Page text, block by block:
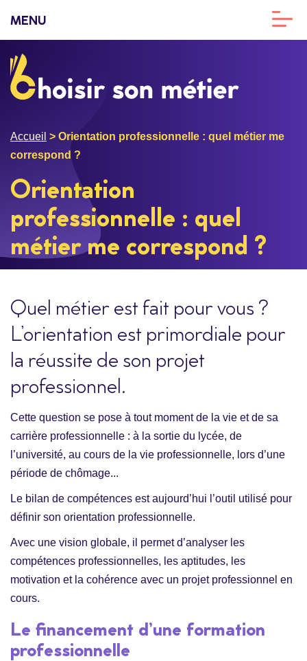
MENU
Accueil > Orientation professionnelle : quel métier me
correspond ?
Orientation
professionnelle : quel
métier me correspond ?
Quel métier est fait pour vous ?
L’orientation est primordiale pour
la réussite de son projet
professionnel.
Cette question se pose à tout moment de la vie et de sa
carrière professionnelle : à la sortie du lycée, de
l’université, au cours de la vie professionnelle, lors d’une
période de chômage...
Le bilan de compétences est aujourd’hui l’outil utilisé pour
définir son orientation professionnelle.
Avec une vision globale, il permet d’analyser les
compétences professionnelles, les aptitudes, les
motivation et la cohérence avec un projet professionnel en
cours.
Le financement d’une formation
professionnelle